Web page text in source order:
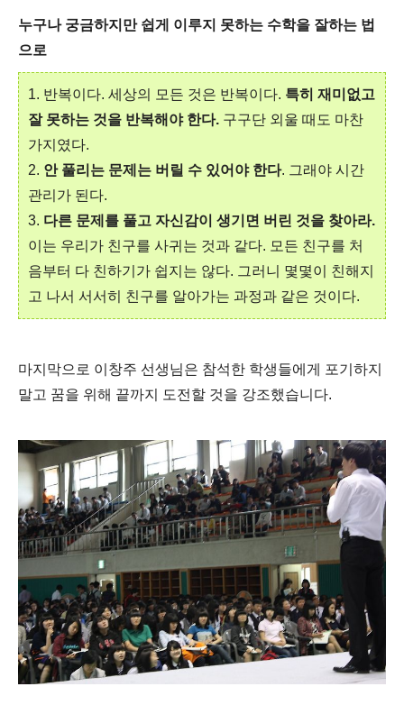
누구나 궁금하지만 쉽게 이루지 못하는 수학을 잘하는 법
으로
1. 반복이다. 세상의 모든 것은 반복이다. 특히 재미없고
잘 못하는 것을 반복해야 한다. 구구단 외울 때도 마찬
가지였다.
2. 안 풀리는 문제는 버릴 수 있어야 한다. 그래야 시간
관리가 된다.
3. 다른 문제를 풀고 자신감이 생기면 버린 것을 찾아라.
이는 우리가 친구를 사귀는 것과 같다. 모든 친구를 처
음부터 다 친하기가 쉽지는 않다. 그러니 몇몇이 친해지
고 나서 서서히 친구를 알아가는 과정과 같은 것이다.
마지막으로 이창주 선생님은 참석한 학생들에게 포기하지
말고 꿈을 위해 끝까지 도전할 것을 강조했습니다.